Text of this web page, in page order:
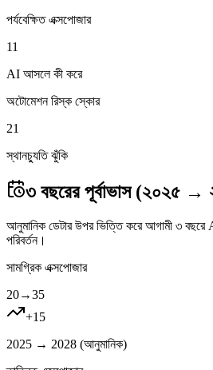
পর্যবেক্ষিত এক্সপোজার
11
AI আসলে কী করে
অটোমেশন রিস্ক স্কোর
21
স্থানচ্যুতি ঝুঁকি
৩ বছরের পূর্বাভাস (২০২৫ →
আনুমানিক ডেটার উপর ভিত্তি করে আগামী ৩ বছরে
পরিবর্তন।
সামগ্রিক এক্সপোজার
20→35
+15
2025 → 2028 (আনুমানিক)